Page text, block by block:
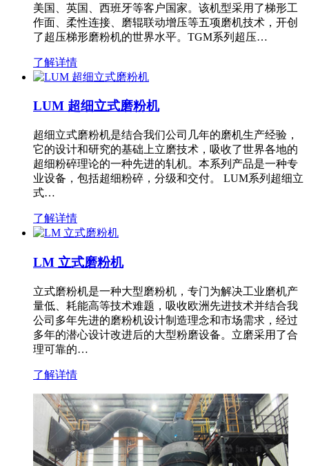
美国、英国、西班牙等客户国家。该机型采用了梯形工
作面、柔性连接、磨辊联动增压等五项磨机技术，开创
了超压梯形磨粉机的世界水平。TGM系列超压…
了解详情
LUM 超细立式磨粉机
超细立式磨粉机是结合我们公司几年的磨机生产经验，
它的设计和研究的基础上立磨技术，吸收了世界各地的
超细粉碎理论的一种先进的轧机。本系列产品是一种专
业设备，包括超细粉碎，分级和交付。 LUM系列超细立
式…
了解详情
LM 立式磨粉机
立式磨粉机是一种大型磨粉机，专门为解决工业磨机产
量低、耗能高等技术难题，吸收欧洲先进技术并结合我
公司多年先进的磨粉机设计制造理念和市场需求，经过
多年的潜心设计改进后的大型粉磨设备。立磨采用了合
理可靠的…
了解详情